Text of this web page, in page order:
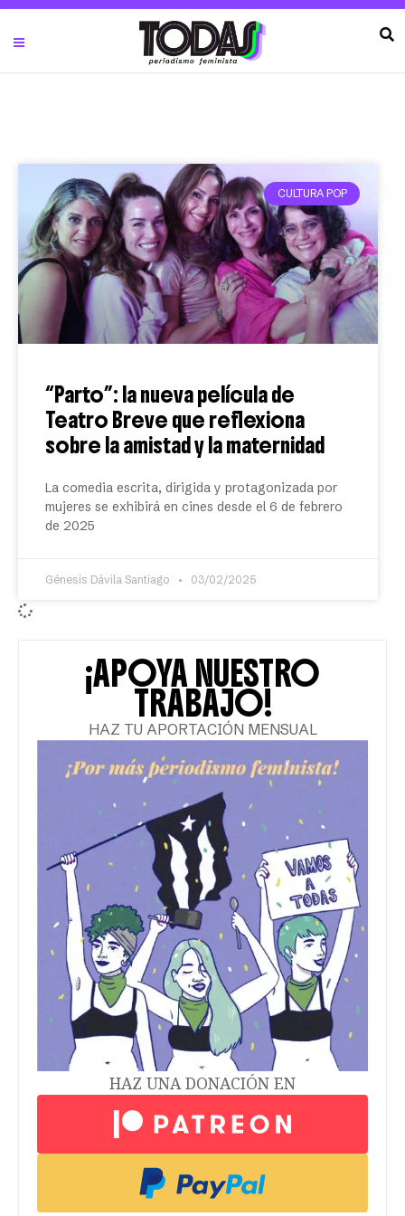
CULTURA POP
“Parto”: la nueva película de
Teatro Breve que reflexiona
sobre la amistad y la maternidad
La comedia escrita, dirigida y protagonizada por
mujeres se exhibirá en cines desde el 6 de febrero
de 2025
Génesis Dávila Santiago 03/02/2025
¡APOYA NUESTRO
TRABAJO!
HAZ TU APORTACIÓN MENSUAL
HAZ UNA DONACIÓN EN